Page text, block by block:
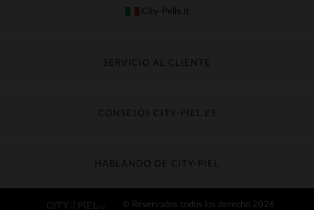
City-Pelle.it
SERVICIO AL CLIENTE
Cambio & Reembolso
Contacte con el servicio de atención al cliente
CONSEJOS CITY-PIEL.ES
Guía de materiales
HABLANDO DE CITY-PIEL
© Reservados todos los derecho 2026